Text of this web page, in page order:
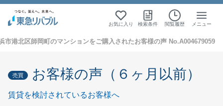
お気に入り 検索条件 閲覧履歴 メニュー
市港北区師岡町のマンションをご購入されたお客様の声 No.A004679059
売買 お客様の声（６ヶ月以前）
賃貸を検討されているお客様へ